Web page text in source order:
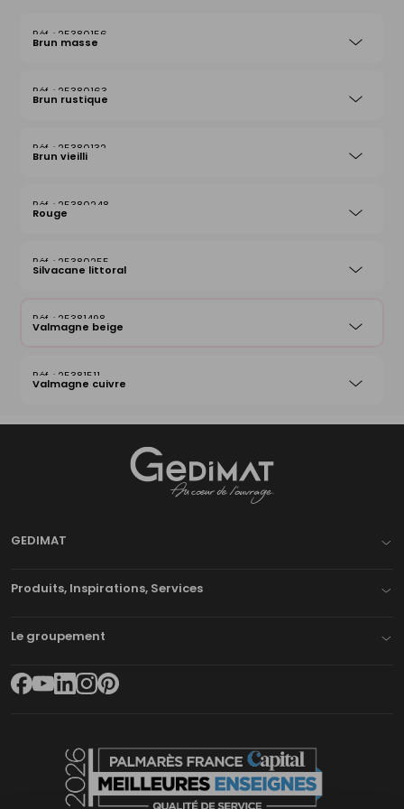
25380156
Brun masse
25380163
Brun rustique
25380132
Brun vieilli
25380248
Rouge
25380255
Silvacane littoral
25381498
Valmagne beige
25381511
Valmagne cuivre
GEDIMAT
Produits, Inspirations, Services
Le groupement